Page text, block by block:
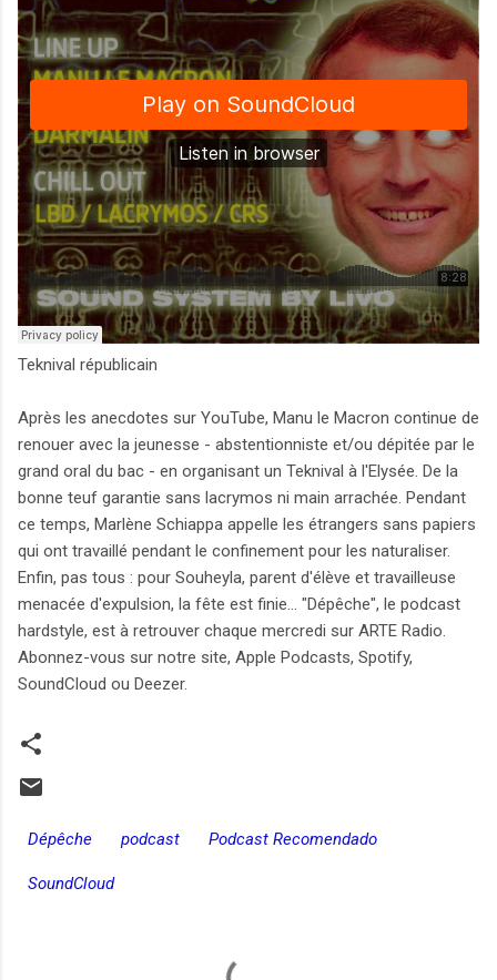
Teknival républicain
Après les anecdotes sur YouTube, Manu le Macron continue de
renouer avec la jeunesse - abstentionniste et/ou dépitée par le
grand oral du bac - en organisant un Teknival à l'Elysée. De la
bonne teuf garantie sans lacrymos ni main arrachée. Pendant
ce temps, Marlène Schiappa appelle les étrangers sans papiers
qui ont travaillé pendant le confinement pour les naturaliser.
Enfin, pas tous : pour Souheyla, parent d'élève et travailleuse
menacée d'expulsion, la fête est finie... "Dépêche", le podcast
hardstyle, est à retrouver chaque mercredi sur ARTE Radio.
Abonnez-vous sur notre site, Apple Podcasts, Spotify,
SoundCloud ou Deezer.
Dépêche podcast Podcast Recomendado
SoundCloud